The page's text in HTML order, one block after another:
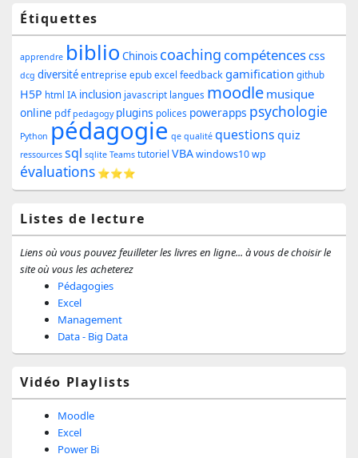
Zone
principale
de
widget
pour
la
barre
latérale
Étiquettes
apprendre biblio Chinois coaching compétencescss
dcg diversité entreprise epub excel feedbackgamification github
H5P html IA inclusion javascript langues moodle musique
online pdf pedagogy plugins polices powerapps psychologie
Python pédagogie qe qualité questions quiz
ressources sql sqlite Teams tutoriel VBAwindows10wp
évaluations ⭐⭐⭐
Listes de lecture
Liens où vous pouvez feuilleter les livres en ligne... à vous de choisir le
site où vous les acheterez
Pédagogies
Excel
Management
Data - Big Data
Vidéo Playlists
Moodle
Excel
Power Bi